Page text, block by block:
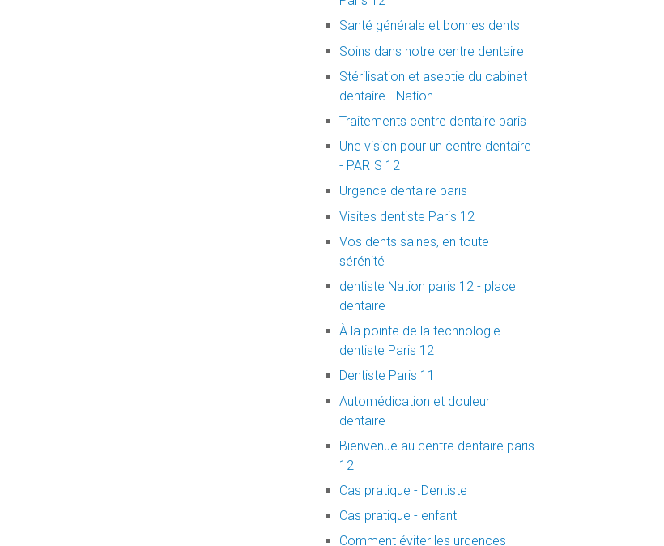
Santé générale et bonnes dents
Soins dans notre centre dentaire
Stérilisation et aseptie du cabinet
dentaire - Nation
Traitements centre dentaire paris
Une vision pour un centre dentaire
- PARIS 12
Urgence dentaire paris
Visites dentiste Paris 12
Vos dents saines, en toute
sérénité
dentiste Nation paris 12 - place
dentaire
À la pointe de la technologie -
dentiste Paris 12
Dentiste Paris 11
Automédication et douleur
dentaire
Bienvenue au centre dentaire paris
12
Cas pratique - Dentiste
Cas pratique - enfant
Comment éviter les urgences